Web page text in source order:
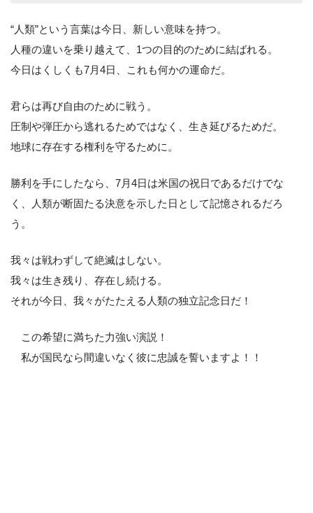
“人類”という言葉は今日、新しい意味を持つ。
人種の違いを乗り越えて、1つの目的のために結ばれる。
今日はくしくも7月4日、これも何かの運命だ。
君らは再び自由のために戦う。
圧制や弾圧から逃れるためではなく、生き延びるためだ。
地球に存在する権利を守るために。
勝利を手にしたなら、7月4日は米国の祝日であるだけでな
く、人類が断固たる決意を示した日として記憶されるだろ
う。
我々は戦わずして絶滅はしない。
我々は生き残り、存在し続ける。
それが今日、我々がたたえる人類の独立記念日だ！
この希望に満ちた力強い演説！
私が国民なら間違いなく彼に忠誠を誓いますよ！！